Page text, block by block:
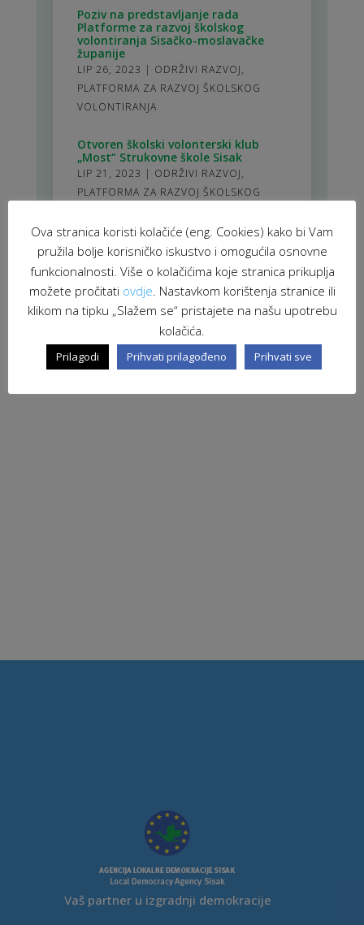
Poziv na predstavljanje rada
Platforme za razvoj školskog
volontiranja Sisačko-moslavačke
županije
LIP 26, 2023 | ODRŽIVI RAZVOJ,
PLATFORMA ZA RAZVOJ ŠKOLSKOG
VOLONTIRANJA
Otvoren školski volonterski klub
„Most“ Strukovne škole Sisak
LIP 21, 2023 | ODRŽIVI RAZVOJ,
PLATFORMA ZA RAZVOJ ŠKOLSKOG
stranica 7 od 10
10
<
5 6 7 8 9 > 10
Vaš partner u izgradnji demokracije
Ova stranica koristi kolačiće (eng. Cookies) kako bi Vam
pružila bolje korisničko iskustvo i omogućila osnovne
funkcionalnosti. Više o kolačićima koje stranica prikuplja
možete pročitati ovdje. Nastavkom korištenja stranice ili
klikom na tipku „Slažem se“ pristajete na našu upotrebu
kolačića.
Prilagodi Prihvati prilagođeno Prihvati sve